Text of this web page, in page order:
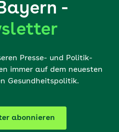
-
Presse- und Politik-
immer auf dem neuesten
Gesundheitspolitik.
abonnieren